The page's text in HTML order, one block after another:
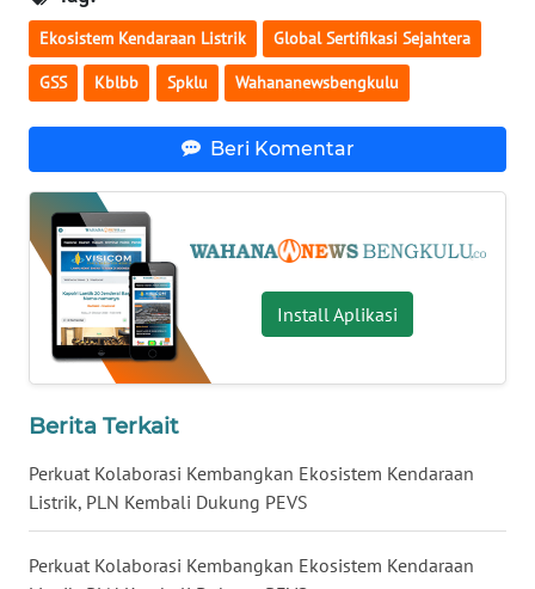
Ekosistem Kendaraan Listrik Global Sertifikasi Sejahtera
GSS Kblbb Spklu Wahananewsbengkulu
Beri Komentar
Install Aplikasi
Berita Terkait
Perkuat Kolaborasi Kembangkan Ekosistem Kendaraan
Listrik, PLN Kembali Dukung PEVS
Perkuat Kolaborasi Kembangkan Ekosistem Kendaraan
WN
KALTENG
WN
KALTARA
WN
KALSEL
WN
KALTIM
WN
SULSEL
GORONTALO
SULUT